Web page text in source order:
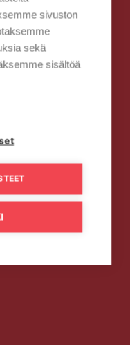
sivuston
sekä
sisältöä